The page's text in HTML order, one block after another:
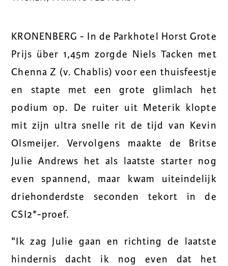
KRONENBERG - In de Parkhotel Horst Grote
Prijs über 1,45m zorgde Niels Tacken met
Chenna Z (v. Chablis) voor een thuisfeestje
en stapte met een grote glimlach het
podium op. De ruiter uit Meterik klopte
mit zijn ultra snelle rit de tijd van Kevin
Olsmeijer. Vervolgens maakte de Britse
Julie Andrews het als laatste starter nog
even spannend, maar kwam uiteindelijk
driehonderdste seconden tekort in de
CSI2*-proef.
"Ik zag Julie gaan en richting de laatste
hindernis dacht ik nog even dat het